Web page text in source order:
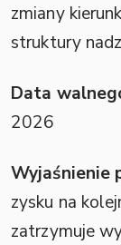
zmiany
struktury
Data
2026
Wyjaśnienie
zysku na
zatrzymuje